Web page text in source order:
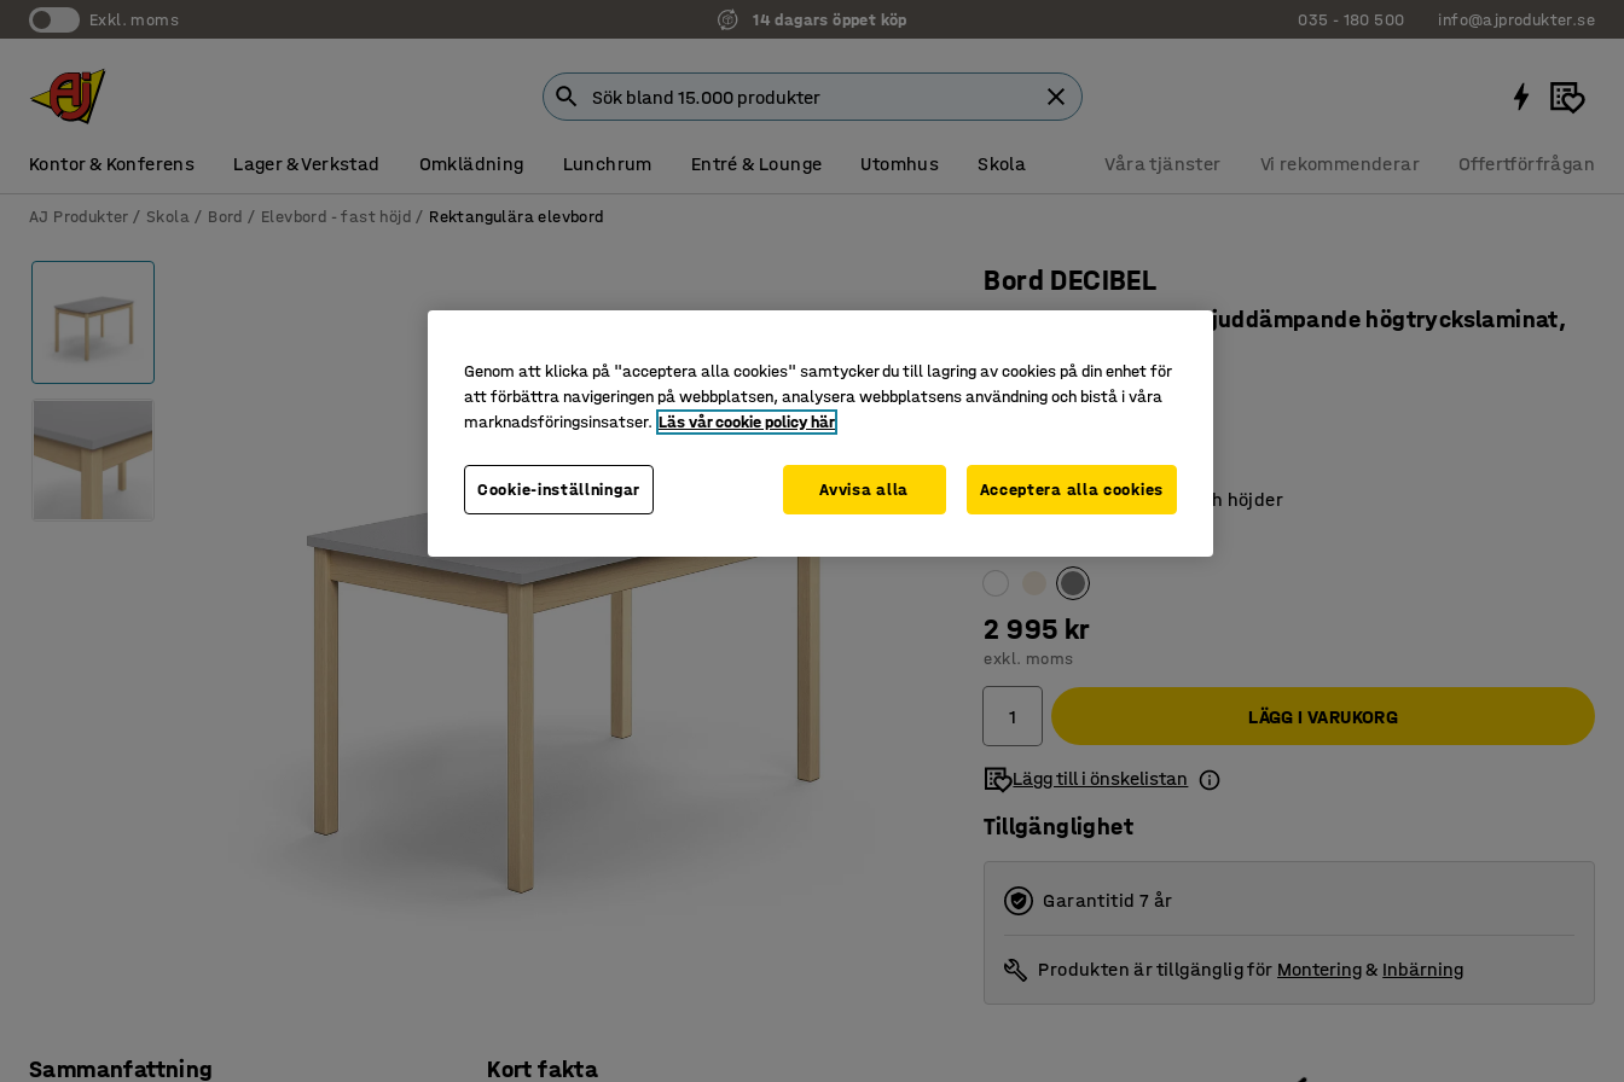
exkl. moms 14 dagars öppet köp 035 - 180 500 info@ajprodukter.se
Kontor & Konferens Lager & Verkstad Omklädning Lunchrum Entré & Lounge Utomhus Skola Våra tjänster Vi rekommenderar Offertförfrågan
AJ Produkter Skola Bord Elevbord - fast höjd Rektangulära elevbord
Sammanfattning Kort fakta
Bord DECIBEL
1200x700x720 mm, ljuddämpande högtryckslaminat,
Art. nr:351609
Underrede av björk
Finns i flera storlekar och höjder
2 995 kr
exkl. moms
LÄGG I VARUKORG
Lägg till i önskelistan
Tillgänglighet
Garantitid 7 år
Produkten är tillgänglig för Montering& Inbärning
Genom att klicka på "acceptera alla cookies" samtycker du till lagring av cookies på din enhet för
att förbättra navigeringen på webbplatsen, analysera webbplatsens användning och bistå i våra
marknadsföringsinsatser. Läs vår cookie policy här
Cookie-inställningar Avvisa alla Acceptera alla cookies